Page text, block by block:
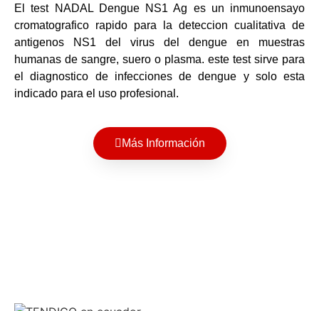
El test NADAL Dengue NS1 Ag es un inmunoensayo
cromatografico rapido para la deteccion cualitativa de
antigenos NS1 del virus del dengue en muestras
humanas de sangre, suero o plasma. este test sirve para
el diagnostico de infecciones de dengue y solo esta
indicado para el uso profesional.
Más Información